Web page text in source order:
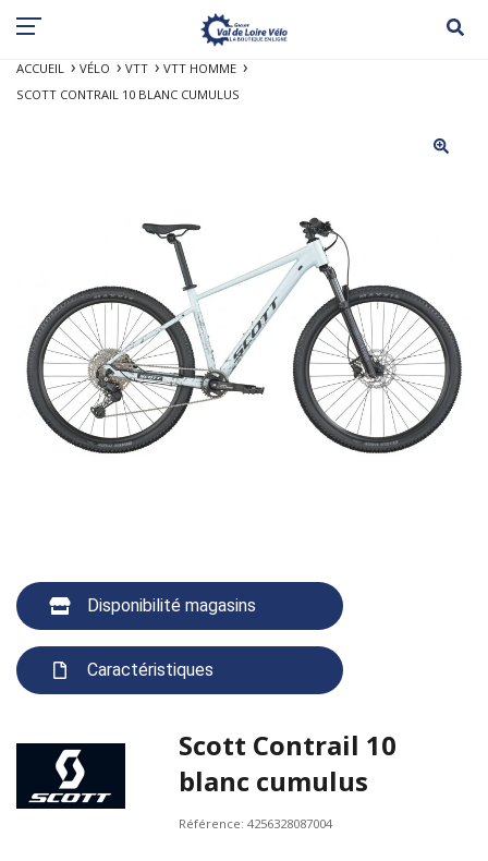
ACCUEIL VÉLO VTT
VTT HOMME
SCOTT CONTRAIL 10 BLANC CUMULUS
Disponibilité magasins
Caractéristiques
Scott Contrail 10
blanc cumulus
Référence:4256328087004